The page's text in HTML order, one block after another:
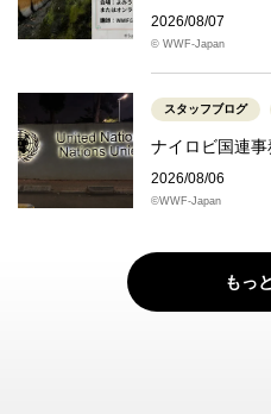
2026/08/07
© WWF-Japan
スタッフブログ
ナイロビ国連
2026/08/06
©WWF-Japan
もっ